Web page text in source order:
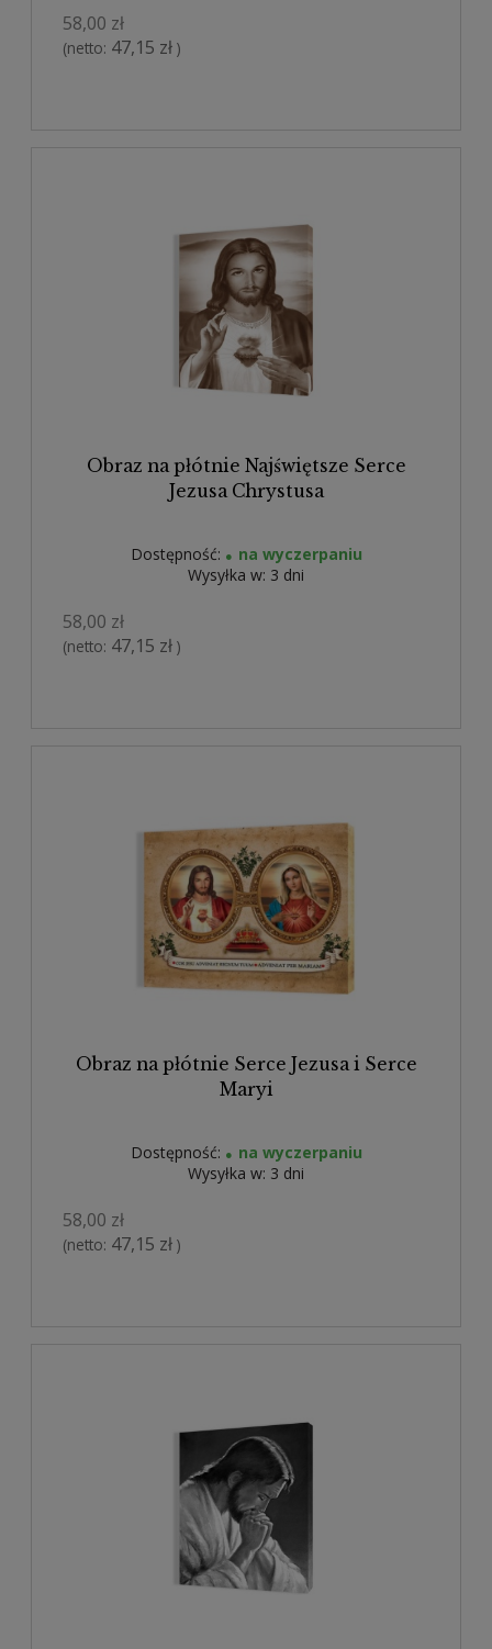
58,00 zł
(netto: 47,15 zł )
Obraz na płótnie Najświętsze Serce
Jezusa Chrystusa
Dostępność:
na wyczerpaniu
Wysyłka w: 3 dni
58,00 zł
(netto: 47,15 zł )
Obraz na płótnie Serce Jezusa i Serce
Maryi
Dostępność:
na wyczerpaniu
Wysyłka w: 3 dni
58,00 zł
(netto: 47,15 zł )